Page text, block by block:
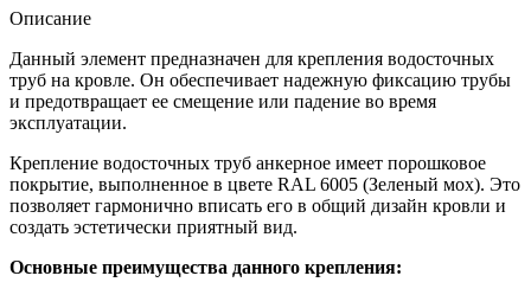
Описание
Данный элемент предназначен для крепления водосточных
труб на кровле. Он обеспечивает надежную фиксацию трубы
и предотвращает ее смещение или падение во время
эксплуатации.
Крепление водосточных труб анкерное имеет порошковое
покрытие, выполненное в цвете RAL 6005 (Зеленый мох). Это
позволяет гармонично вписать его в общий дизайн кровли и
создать эстетически приятный вид.
Основные преимущества данного крепления: